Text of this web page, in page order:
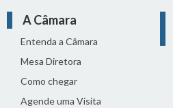
A Câmara
Entenda a Câmara
Mesa Diretora
Como chegar
Agende uma Visita